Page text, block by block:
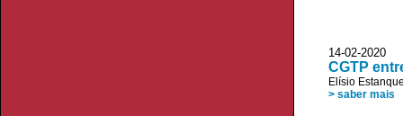
14-02-
CGTP
Elísio
> saber mais